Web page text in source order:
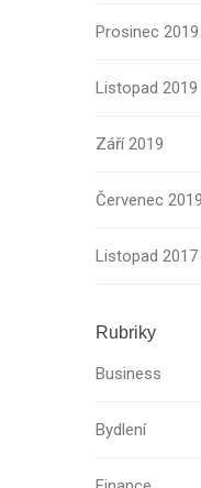
Prosinec 2019
Listopad 2019
Září 2019
Červenec 2019
Listopad 2017
Rubriky
Business
Bydlení